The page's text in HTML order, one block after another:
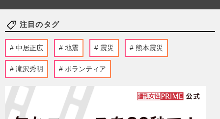
注目のタグ
中居正広 地震 震災 熊本震災
滝沢秀明 ボランティア